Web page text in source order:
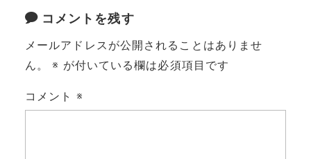
コメントを残す
メールアドレスが公開されることはありませ
ん。
※ が付いている欄は必須項目です
コメント ※